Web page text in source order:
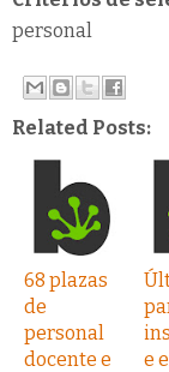
personal
Related Posts:
68 plazas
de
personal
docente e
e